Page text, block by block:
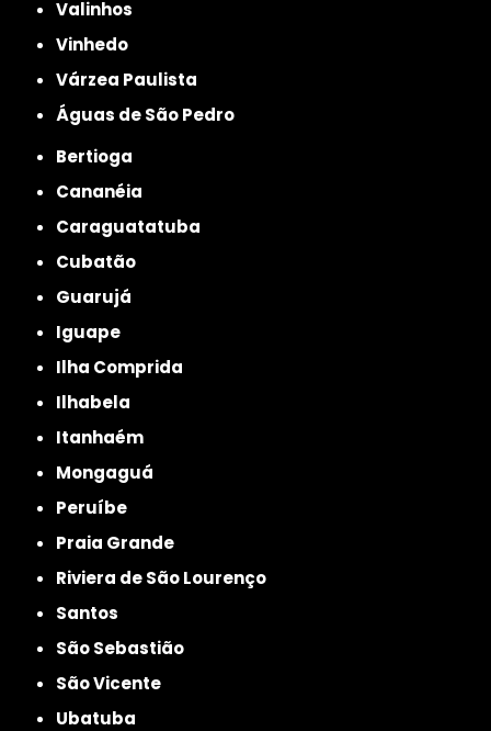
Valinhos
Vinhedo
Várzea Paulista
Águas de São Pedro
Bertioga
Cananéia
Caraguatatuba
Cubatão
Guarujá
Iguape
Ilha Comprida
Ilhabela
Itanhaém
Mongaguá
Peruíbe
Praia Grande
Riviera de São Lourenço
Santos
São Sebastião
São Vicente
Ubatuba